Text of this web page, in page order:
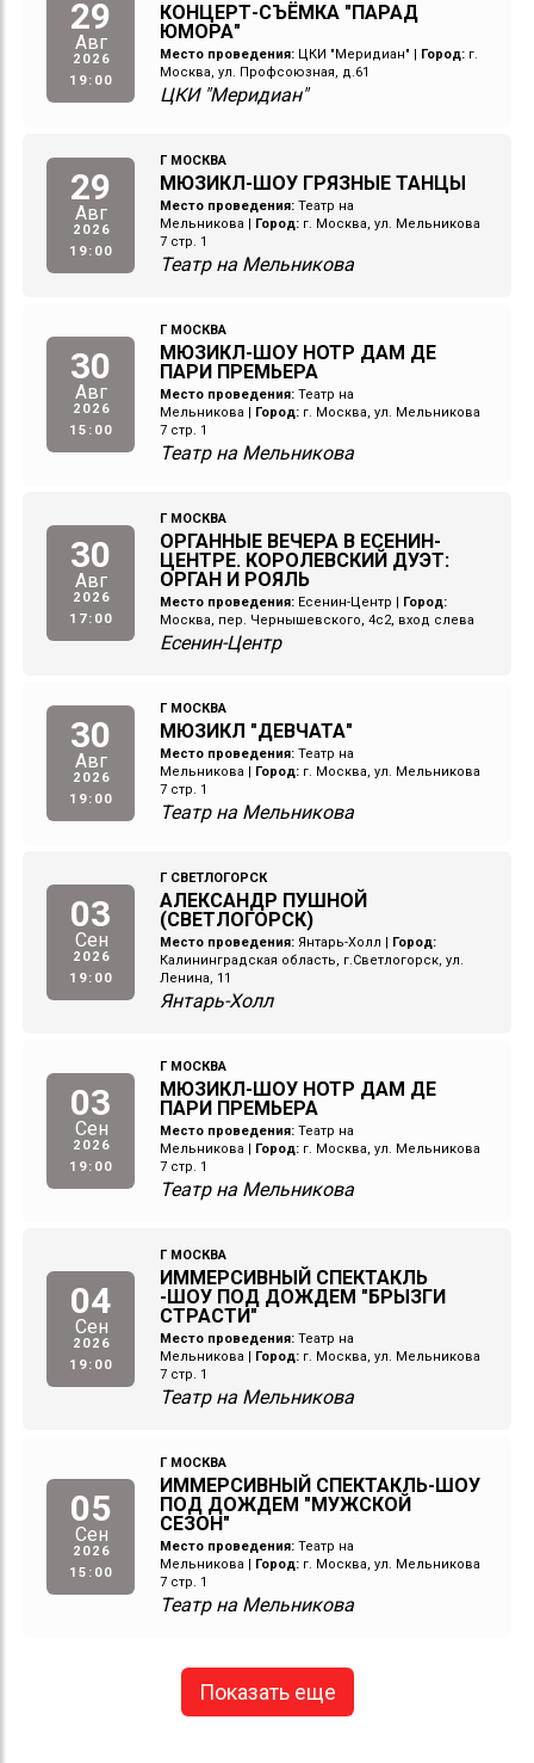
29
Авг
2026
19:00
КОНЦЕРТ-СЪЁМКА "ПАРАД
ЮМОРА"
Место проведения: ЦКИ "Меридиан" | Город: г.
Москва, ул. Профсоюзная, д.61
ЦКИ "Меридиан"
29
Авг
2026
19:00
Г МОСКВА
МЮЗИКЛ-ШОУ ГРЯЗНЫЕ ТАНЦЫ
Место проведения: Театр на
Мельникова | Город: г. Москва, ул. Мельникова
7 стр. 1
Театр на Мельникова
30
Авг
2026
15:00
Г МОСКВА
МЮЗИКЛ-ШОУ НОТР ДАМ ДЕ
ПАРИ ПРЕМЬЕРА
Место проведения: Театр на
Мельникова | Город: г. Москва, ул. Мельникова
7 стр. 1
Театр на Мельникова
30
Авг
2026
17:00
Г МОСКВА
ОРГАННЫЕ ВЕЧЕРА В ЕСЕНИН-
ЦЕНТРЕ. КОРОЛЕВСКИЙ ДУЭТ:
ОРГАН И РОЯЛЬ
Место проведения: Есенин-Центр | Город:
Москва, пер. Чернышевского, 4с2, вход слева
Есенин-Центр
30
Авг
2026
19:00
Г МОСКВА
МЮЗИКЛ "ДЕВЧАТА"
Место проведения: Театр на
Мельникова | Город: г. Москва, ул. Мельникова
7 стр. 1
Театр на Мельникова
03
Сен
2026
19:00
Г СВЕТЛОГОРСК
АЛЕКСАНДР ПУШНОЙ
(СВЕТЛОГОРСК)
Место проведения: Янтарь-Холл | Город:
Калининградская область, г.Светлогорск, ул.
Ленина, 11
Янтарь-Холл
03
Сен
2026
19:00
Г МОСКВА
МЮЗИКЛ-ШОУ НОТР ДАМ ДЕ
ПАРИ ПРЕМЬЕРА
Место проведения: Театр на
Мельникова | Город: г. Москва, ул. Мельникова
7 стр. 1
Театр на Мельникова
04
Сен
2026
19:00
Г МОСКВА
ИММЕРСИВНЫЙ СПЕКТАКЛЬ
-ШОУ ПОД ДОЖДЕМ "БРЫЗГИ
СТРАСТИ"
Место проведения: Театр на
Мельникова | Город: г. Москва, ул. Мельникова
7 стр. 1
Театр на Мельникова
05
Сен
2026
15:00
Г МОСКВА
ИММЕРСИВНЫЙ СПЕКТАКЛЬ-ШОУ
ПОД ДОЖДЕМ "МУЖСКОЙ
СЕЗОН"
Место проведения: Театр на
Мельникова | Город: г. Москва, ул. Мельникова
7 стр. 1
Театр на Мельникова
Показать еще